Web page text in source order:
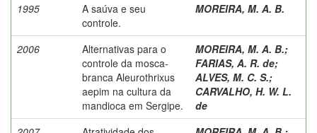
1995
A saúva e seu
controle.
MOREIRA, M. A. B.
2006
Alternativas para o
controle da mosca-
branca Aleurothrixus
aepim na cultura da
mandioca em Sergipe.
MOREIRA, M. A. B.;
FARIAS, A. R. de;
ALVES, M. C. S.;
CARVALHO, H. W. L.
de